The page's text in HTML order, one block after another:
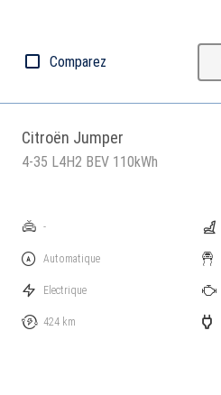
Comparez
Citroën Jumper
4-35 L4H2 BEV 110kWh
-
Automatique
Electrique
424 km